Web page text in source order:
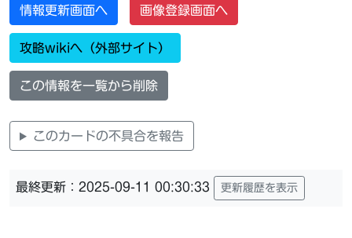
情報更新画面へ 画像登録画面へ
攻略wikiへ（外部サイト）
この情報を一覧から削除
このカードの不具合を報告
最終更新：2025-09-11 00:30:33 更新履歴を表示